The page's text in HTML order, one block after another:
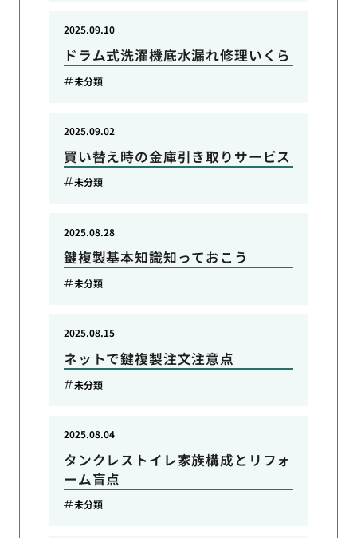
ドラム式洗濯機底水漏れ修理いくら
2025.09.10
未分類
買い替え時の金庫引き取りサービス
2025.09.02
未分類
鍵複製基本知識知っておこう
2025.08.28
未分類
ネットで鍵複製注文注意点
2025.08.15
未分類
タンクレストイレ家族構成とリフォ
ーム盲点
2025.08.04
未分類